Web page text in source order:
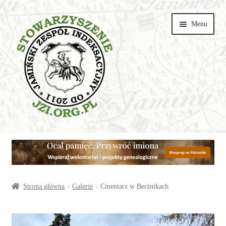
nawigacji
treści
Menu
Wspieraj
Parafie
Artykuły
Galerie
Strona główna Galerie Cmentarz w Berżnikach